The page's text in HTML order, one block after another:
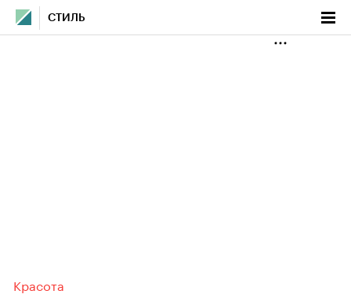
СТИЛЬ
Красота